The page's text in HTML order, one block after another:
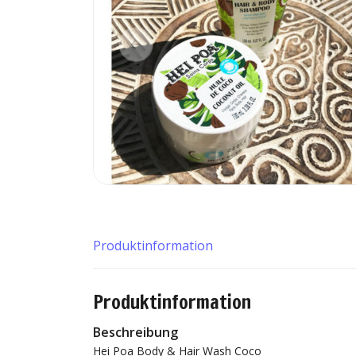
Produktinformation
Produktinformation
Beschreibung
Hei Poa Body & Hair Wash Coco